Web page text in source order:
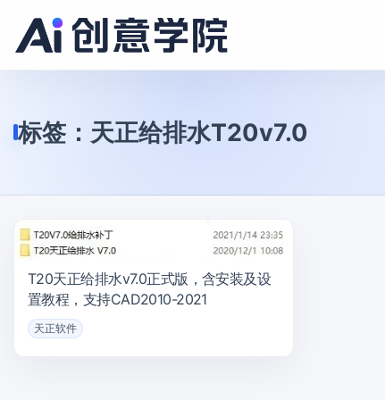
标签： 天正给排水T20v7.0
T20天正给排水v7.0正式版，含安装及设
置教程，支持CAD2010-2021
天正软件